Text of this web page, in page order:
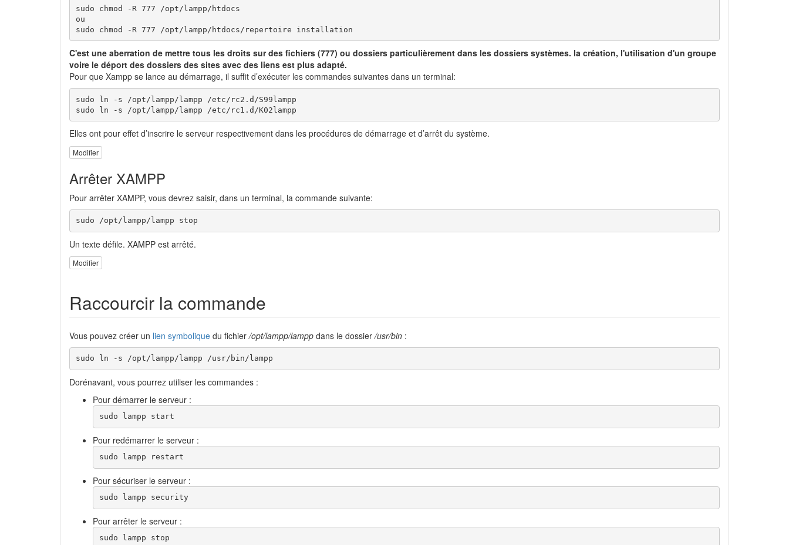
sudo chmod -R 777 /opt/lampp/htdocs
ou
sudo chmod -R 777 /opt/lampp/htdocs/repertoire installation
C'est une aberration de mettre tous les droits sur des fichiers (777) ou dossiers particulièrement dans les dossiers systèmes. la création, l'utilisation d'un groupe
voire le déport des dossiers des sites avec des liens est plus adapté.
Pour que Xampp se lance au démarrage, il suffit d’exécuter les commandes suivantes dans un terminal:
sudo ln -s /opt/lampp/lampp /etc/rc2.d/S99lampp
sudo ln -s /opt/lampp/lampp /etc/rc1.d/K02lampp
Elles ont pour effet d’inscrire le serveur respectivement dans les procédures de démarrage et d’arrêt du système.
Modifier
Arrêter XAMPP
Pour arrêter XAMPP, vous devrez saisir, dans un terminal, la commande suivante:
sudo /opt/lampp/lampp stop
Un texte défile. XAMPP est arrêté.
Modifier
Raccourcir la commande
Vous pouvez créer un lien symbolique du fichier/opt/lampp/lampp dans le dossier/usr/bin :
sudo ln -s /opt/lampp/lampp /usr/bin/lampp
Dorénavant, vous pourrez utiliser les commandes :
Pour démarrer le serveur :
sudo lampp start
Pour redémarrer le serveur :
sudo lampp restart
Pour sécuriser le serveur :
sudo lampp security
Pour arrêter le serveur :
sudo lampp stop